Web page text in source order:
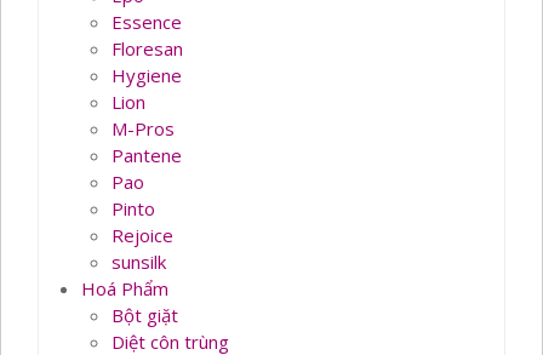
Essence
Floresan
Hygiene
Lion
M-Pros
Pantene
Pao
Pinto
Rejoice
sunsilk
Hoá Phẩm
Bột giặt
Diệt côn trùng